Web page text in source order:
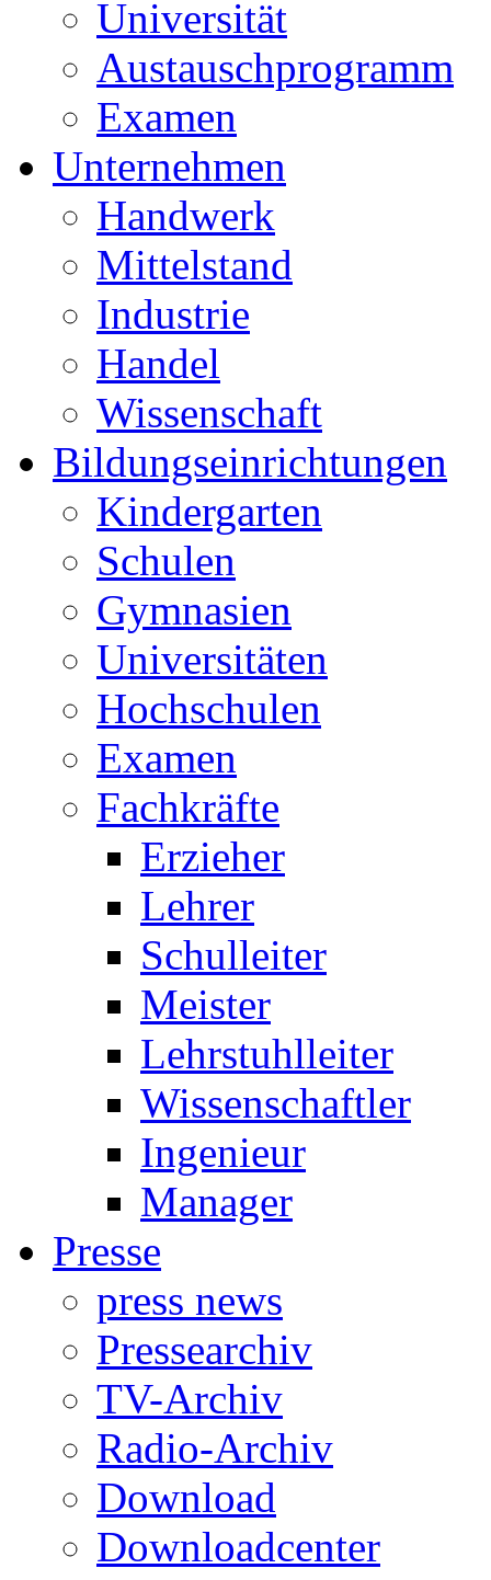
Universität
Austauschprogramm
Examen
Unternehmen
Handwerk
Mittelstand
Industrie
Handel
Wissenschaft
Bildungseinrichtungen
Kindergarten
Schulen
Gymnasien
Universitäten
Hochschulen
Examen
Fachkräfte
Erzieher
Lehrer
Schulleiter
Meister
Lehrstuhlleiter
Wissenschaftler
Ingenieur
Manager
Presse
press news
Pressearchiv
TV-Archiv
Radio-Archiv
Download
Downloadcenter